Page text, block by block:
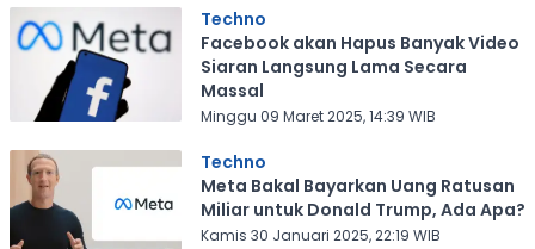
Techno
Facebook akan Hapus Banyak Video
Siaran Langsung Lama Secara
Massal
Minggu 09 Maret 2025, 14:39 WIB
Techno
Meta Bakal Bayarkan Uang Ratusan
Miliar untuk Donald Trump, Ada Apa?
Kamis 30 Januari 2025, 22:19 WIB